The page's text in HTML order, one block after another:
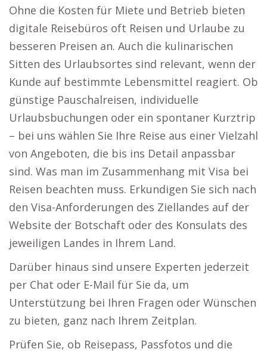
Ohne die Kosten für Miete und Betrieb bieten
digitale Reisebüros oft Reisen und Urlaube zu
besseren Preisen an. Auch die kulinarischen
Sitten des Urlaubsortes sind relevant, wenn der
Kunde auf bestimmte Lebensmittel reagiert. Ob
günstige Pauschalreisen, individuelle
Urlaubsbuchungen oder ein spontaner Kurztrip
– bei uns wählen Sie Ihre Reise aus einer Vielzahl
von Angeboten, die bis ins Detail anpassbar
sind. Was man im Zusammenhang mit Visa bei
Reisen beachten muss. Erkundigen Sie sich nach
den Visa-Anforderungen des Ziellandes auf der
Website der Botschaft oder des Konsulats des
jeweiligen Landes in Ihrem Land.
Darüber hinaus sind unsere Experten jederzeit
per Chat oder E-Mail für Sie da, um
Unterstützung bei Ihren Fragen oder Wünschen
zu bieten, ganz nach Ihrem Zeitplan.
Prüfen Sie, ob Reisepass, Passfotos und die